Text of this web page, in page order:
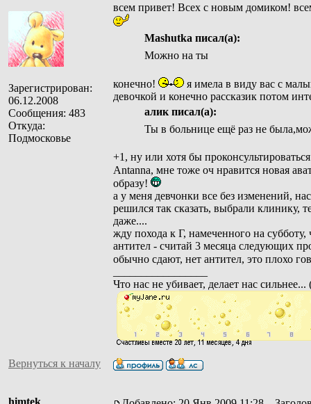
Зарегистрирован:
06.12.2008
Сообщения: 483
Откуда:
Подмосковье
всем привет! Всех с новым домиком!
Mashutka писал(а):
Можно на ты
конечно!
я имела в виду вас с
девочкой и конечно рассказик потом
алик писал(а):
Ты в больнице ещё раз не
+1, ну или хотя бы
Antanna, мне тоже оч нравится новая
образу!
а у меня девчонки все без изменений,
решился так сказать, выбрали клинику,
даже....
жду похода к Г, намеченного на субботу,
антител - считай 3 месяца следующих
обычно сдают, нет антител, это плохо
Что нас не убивает, делает нас
Вернуться к началу
himtek